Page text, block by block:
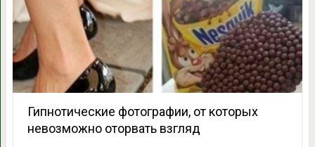
Гипнотические фотографии, от которых
невозможно оторвать взгляд